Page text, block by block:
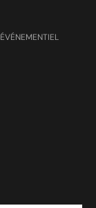
ÉVÉNEMENTIEL